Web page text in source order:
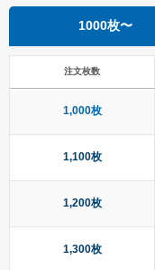
1000枚〜
注文枚数
1,000枚
1,100枚
1,200枚
1,300枚